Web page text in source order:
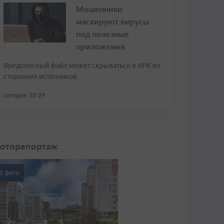
Мошенники
маскируют вирусы
под полезные
приложения
Вредоносный файл может скрываться в APK из
сторонних источников
сегодня, 02:29
фото